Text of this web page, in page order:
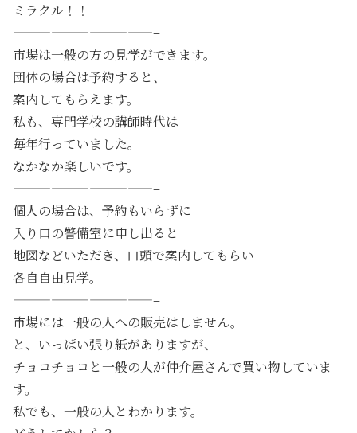
ミラクル！！
———————————–
市場は一般の方の見学ができます。
団体の場合は予約すると、
案内してもらえます。
私も、専門学校の講師時代は
毎年行っていました。
なかなか楽しいです。
———————————–
個人の場合は、予約もいらずに
入り口の警備室に申し出ると
地図などいただき、口頭で案内してもらい
各自自由見学。
———————————–
市場には一般の人への販売はしません。
と、いっぱい張り紙がありますが、
チョコチョコと一般の人が仲介屋さんで買い物していま
す。
私でも、一般の人とわかります。